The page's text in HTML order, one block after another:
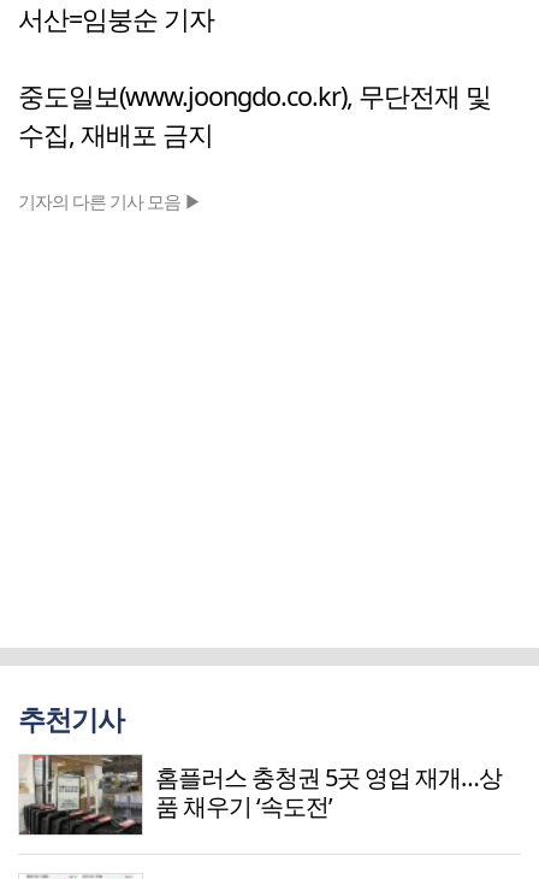
서산=임붕순 기자
중도일보(www.joongdo.co.kr), 무단전재 및
수집, 재배포 금지
기자의 다른 기사 모음 ▶
추천기사
홈플러스 충청권 5곳 영업 재개…상
품 채우기 ‘속도전’